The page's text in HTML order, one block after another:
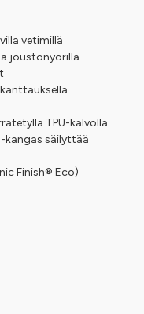
vetimillä
joustonyörillä
TPU-kalvolla
kangas säilyttää
Finish® Eco)